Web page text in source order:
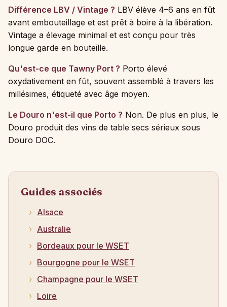
Différence LBV / Vintage ? LBV élève 4–6 ans en fût
avant embouteillage et est prêt à boire à la libération.
Vintage a élevage minimal et est conçu pour très
longue garde en bouteille.
Qu'est-ce que Tawny Port ? Porto élevé
oxydativement en fût, souvent assemblé à travers les
millésimes, étiqueté avec âge moyen.
Le Douro n'est-il que Porto ? Non. De plus en plus, le
Douro produit des vins de table secs sérieux sous
Douro DOC.
Guides associés
Alsace
Australie
Bordeaux pour le WSET
Bourgogne pour le WSET
Champagne pour le WSET
Loire